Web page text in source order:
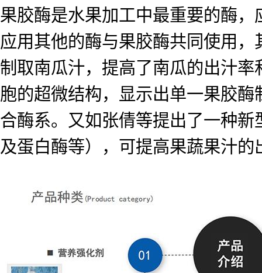
果胶酶是水果加工中最重要的酶
应用其他的酶与果胶酶共同使用
制取南瓜汁，提高了南瓜的出汁
胞的超微结构，显示出单一果胶
合酶系。又如张倩等提出了一种
及蛋白酶等），可提高果蔬果汁